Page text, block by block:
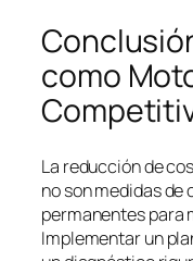
como
La reducción de
no son medidas
permanentes para
Implementar un